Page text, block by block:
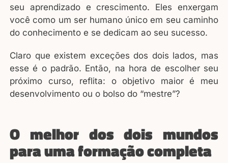
seu aprendizado e crescimento. Eles enxergam
você como um ser humano único em seu caminho
do conhecimento e se dedicam ao seu sucesso.
Claro que existem exceções dos dois lados, mas
esse é o padrão. Então, na hora de escolher seu
próximo curso, reflita: o objetivo maior é meu
desenvolvimento ou o bolso do “mestre”?
O melhor dos dois mundos
para uma formação completa